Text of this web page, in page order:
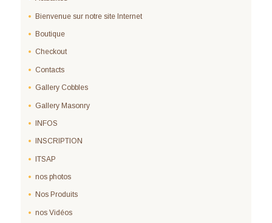
Bienvenue sur notre site Internet
Boutique
Checkout
Contacts
Gallery Cobbles
Gallery Masonry
INFOS
INSCRIPTION
ITSAP
nos photos
Nos Produits
nos Vidéos